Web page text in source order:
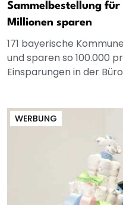
Sammelbestellung für
Millionen sparen
171 bayerische
und sparen so 100.000
Einsparungen in der
WERBUNG